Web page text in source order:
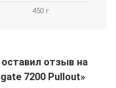
450 г
отзыв на
7200 Pullout»